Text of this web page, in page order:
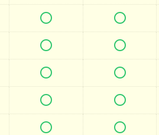
 
 
 
 
 